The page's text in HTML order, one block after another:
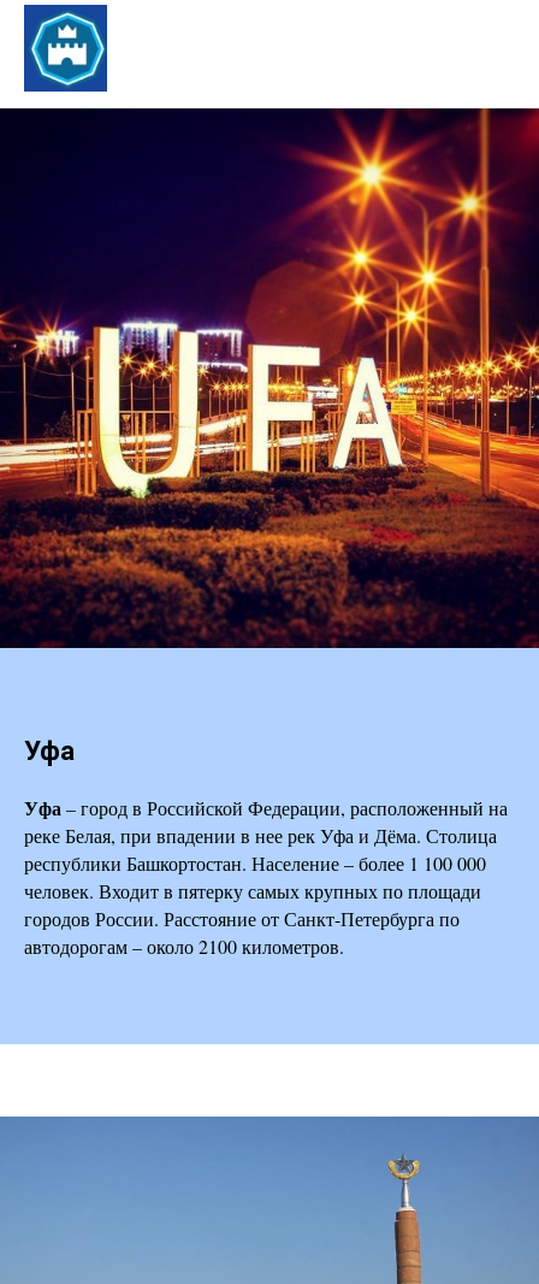
Уфа
Уфа– город в Российской Федерации, расположенный на
реке Белая, при впадении в нее рек Уфа и Дёма. Столица
республики Башкортостан. Население – более 1 100 000
человек. Входит в пятерку самых крупных по площади
городов России. Расстояние от Санкт-Петербурга по
автодорогам – около 2100 километров.